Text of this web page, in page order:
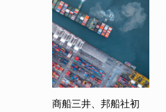
商船三井、邦船社初